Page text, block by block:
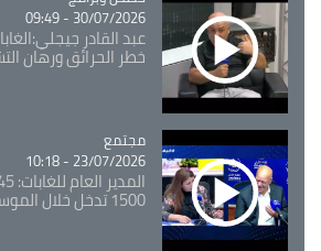
30/07/2026 - 09:49
عبد القادر
خطر الحرائق ورهان
Catégorie
مجتمع
23/07/2026 - 10:18
1500 تدخل خلال الموسم الحالي